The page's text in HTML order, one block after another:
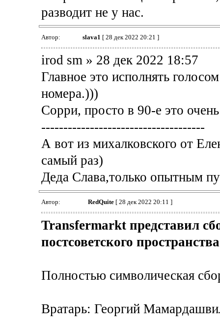
разводит не у нас.
Автор: slava1 [ 28 дек 2022 20:21 ]
irod sm » 28 дек 2022 18:57
Главное это исполнять
номера.)))
Сорри, просто в 90-е это
-------------------------------------
А вот из михалковского от
самый раз)
Деда Слава,только опытным
Автор: RedQuite[ 28 дек 2022 20:11 ]
Transfermarkt представил
постсоветского пространства
Полностью символическая
Вратарь: Георгий